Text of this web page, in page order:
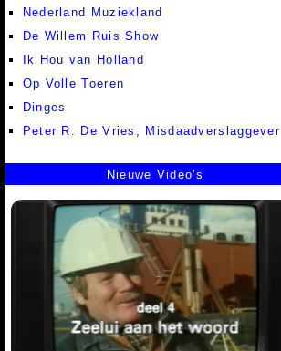
Nederland Muziekland
De Willem Ruis Show
Ik Hou van Holland
Op Volle Toeren
Dinges
Peter R. De Vries, Misdaadverslaggever
Nieuwe Video's